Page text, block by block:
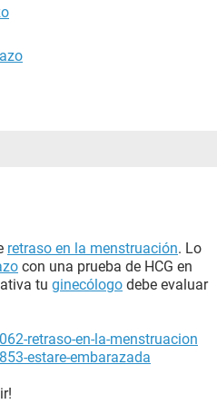
retraso en la menstruación. Lo
con una prueba de HCG en
tu ginecólogo debe evaluar
retraso-en-la-menstruacion
estare-embarazada